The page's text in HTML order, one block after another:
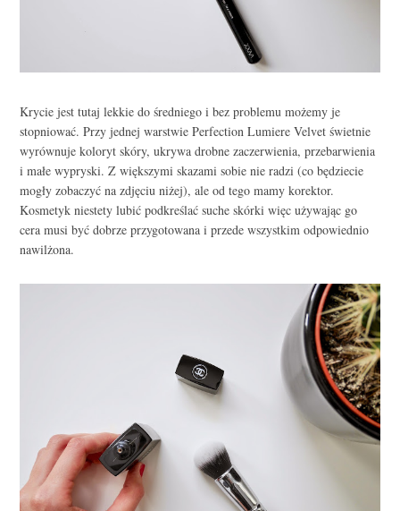
Krycie jest tutaj lekkie do średniego i bez problemu możemy je
stopniować. Przy jednej warstwie Perfection Lumiere Velvet świetnie
wyrównuje koloryt skóry, ukrywa drobne zaczerwienia, przebarwienia
i małe wypryski. Z większymi skazami sobie nie radzi (co będziecie
mogły zobaczyć na zdjęciu niżej), ale od tego mamy korektor.
Kosmetyk niestety lubić podkreślać suche skórki więc używając go
cera musi być dobrze przygotowana i przede wszystkim odpowiednio
nawilżona.